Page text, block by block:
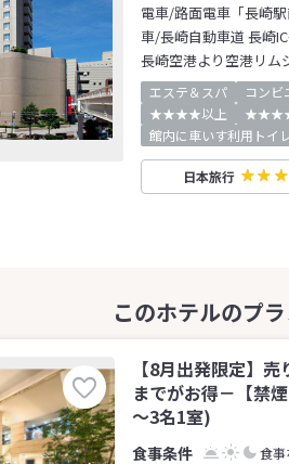
電車/路面電車「長崎
車/長崎自動車道 長崎
長崎空港より空港リム
エステ＆スパ コンビ
★★★★以上
館内に車いす利用トイ
日本旅行
【8月出発限定】
までがお得－【禁
～3名1室)
食事